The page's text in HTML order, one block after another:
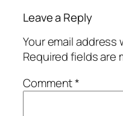
Leave a Reply
Your email
Required fields are
Comment*